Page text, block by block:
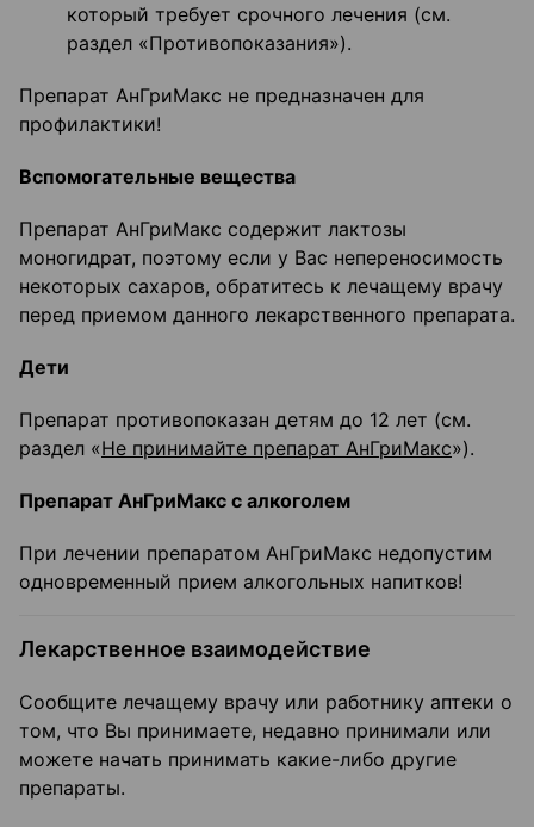
который требует срочного лечения (см.
раздел «Противопоказания»).
Препарат АнГриМакс не предназначен для
профилактики!
Вспомогательные вещества
Препарат АнГриМакс содержит лактозы
моногидрат, поэтому если у Вас непереносимость
некоторых сахаров, обратитесь к лечащему врачу
перед приемом данного лекарственного препарата.
Дети
Препарат противопоказан детям до 12 лет (см.
раздел «Не принимайте препарат АнГриМакс»).
Препарат АнГриМакс с алкоголем
При лечении препаратом АнГриМакс недопустим
одновременный прием алкогольных напитков!
Лекарственное взаимодействие
Сообщите лечащему врачу или работнику аптеки о
том, что Вы принимаете, недавно принимали или
можете начать принимать какие-либо другие
препараты.